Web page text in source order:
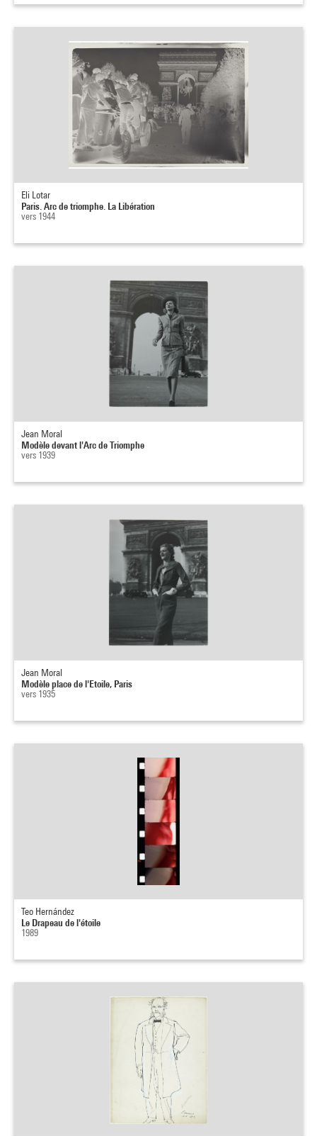
Eli Lotar
Paris. Arc de triomphe. La Libération
vers 1944
Jean Moral
Modèle devant l'Arc de Triomphe
vers 1939
Jean Moral
Modèle place de l'Etoile, Paris
vers 1935
Teo Hernández
Le Drapeau de l'étoile
1989